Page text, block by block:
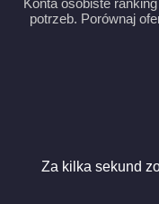
potrzeb. Porównaj
Za kilka sekund